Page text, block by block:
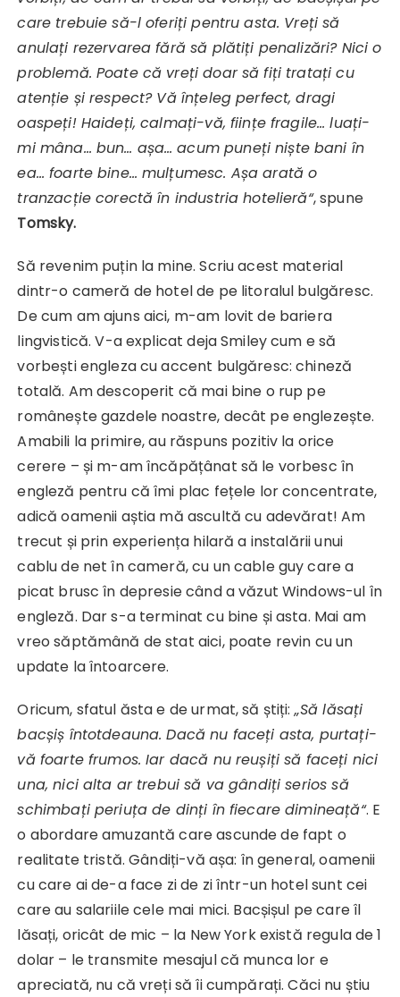
care trebuie să-l oferiți pentru asta. Vreți să
anulați rezervarea fără să plătiți penalizări? Nici o
problemă. Poate că vreți doar să fiți tratați cu
atenție și respect? Vă înțeleg perfect, dragi
oaspeți! Haideți, calmați-vă, ființe fragile… luați-
mi mâna… bun… așa… acum puneți niște bani în
ea… foarte bine… mulțumesc. Așa arată o
tranzacție corectă în industria hotelieră“, spune
Tomsky.
Să revenim puțin la mine. Scriu acest material
dintr-o cameră de hotel de pe litoralul bulgăresc.
De cum am ajuns aici, m-am lovit de bariera
lingvistică. V-a explicat deja Smiley cum e să
vorbești engleza cu accent bulgăresc: chineză
totală. Am descoperit că mai bine o rup pe
românește gazdele noastre, decât pe englezește.
Amabili la primire, au răspuns pozitiv la orice
cerere – și m-am încăpățânat să le vorbesc în
engleză pentru că îmi plac fețele lor concentrate,
adică oamenii aștia mă ascultă cu adevărat! Am
trecut și prin experiența hilară a instalării unui
cablu de net în cameră, cu un cable guy care a
picat brusc în depresie când a văzut Windows-ul în
engleză. Dar s-a terminat cu bine și asta. Mai am
vreo săptămână de stat aici, poate revin cu un
update la întoarcere.
Oricum, sfatul ăsta e de urmat, să știți:„Să lăsați
bacșiș întotdeauna. Dacă nu faceți asta, purtați-
vă foarte frumos. Iar dacă nu reușiți să faceți nici
una, nici alta ar trebui să va gândiți serios să
schimbați periuța de dinți în fiecare dimineață“. E
o abordare amuzantă care ascunde de fapt o
realitate tristă. Gândiți-vă așa: în general, oamenii
cu care ai de-a face zi de zi într-un hotel sunt cei
care au salariile cele mai mici. Bacșișul pe care îl
lăsați, oricât de mic – la New York există regula de 1
dolar – le transmite mesajul că munca lor e
apreciată, nu că vreți să îi cumpărați. Căci nu știu